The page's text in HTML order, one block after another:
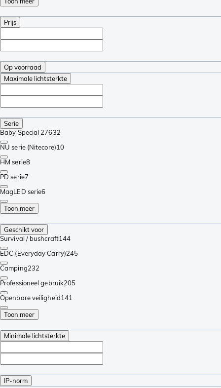
Prijs
Op voorraad
Maximale lichtsterkte
Serie
Baby Special 27632
NU serie (Nitecore)10
HM serie8
PD serie7
MagLED serie6
Toon meer
Geschikt voor
Survival / bushcraft144
EDC (Everyday Carry)245
Camping232
Professioneel gebruik205
Openbare veiligheid141
Toon meer
Minimale lichtsterkte
IP-norm